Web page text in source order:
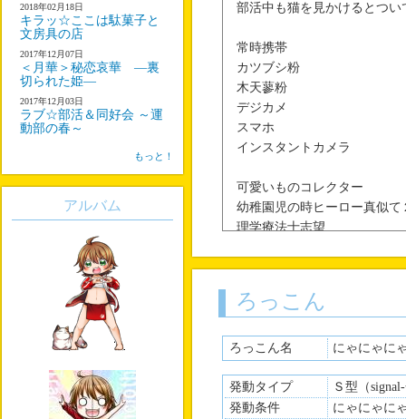
部活中も猫を見かけるとつ
常時携帯
カツブシ粉
木天蓼粉
デジカメ
スマホ
インスタントカメラ
可愛いものコレクター
幼稚園児の時ヒーロー真似
理学療法士志望
結構短気？
召喚でぶ三毛猫の名前はがお
ねこのてでアルバイト（主に
相手の名前は全てちゃん呼び
猫鳴館、部の仲間は一方的に
ろっこん
ろっこん名 にゃにゃに
発動タイプ
Ｓ型（
発動条件
にゃにゃに
2018年02月18日
キラッ☆ここは駄菓子と
文房具の店
2017年12月07日
＜月華＞秘恋哀華 ―裏
切られた姫―
2017年12月03日
ラブ☆部活＆同好会 ～運
動部の春～
もっと！
アルバム